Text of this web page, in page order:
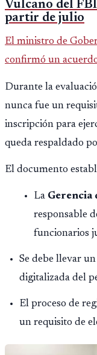
Vulcano del
partir de julio
El ministro de
confirmó un
Durante la
nunca fue un
inscripción para
queda respaldado
El documento
La Gerencia
responsable
funcionarios
Se debe llevar
digitalizada del
El proceso de
un requisito de